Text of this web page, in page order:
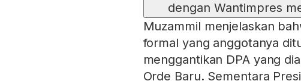
dengan Wantimpres
Muzammil menjelaskan
formal yang anggotanya
menggantikan DPA yang
Orde Baru. Sementara